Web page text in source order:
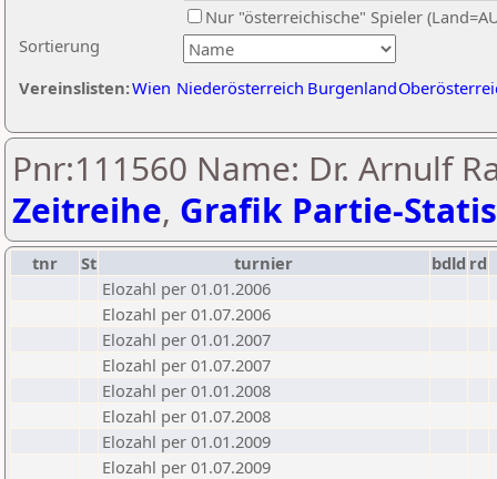
Sortierung
Nur "österreichische" Spieler
Vereinslisten:Wien Niederösterreich Burgenland
Pnr:111560 Name: Dr. Arnulf
Zeitreihe, Grafik Partie-
tnr St turnier bdld rd
Elozahl per 01.01.2006
Elozahl per 01.07.2006
Elozahl per 01.01.2007
Elozahl per 01.07.2007
Elozahl per 01.01.2008
Elozahl per 01.07.2008
Elozahl per 01.01.2009
Elozahl per 01.07.2009